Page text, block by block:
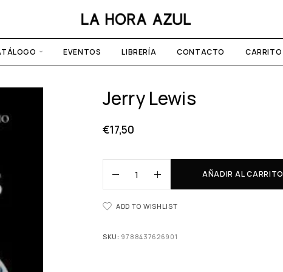
EVENTOS LIBRERÍA CONTACTO CARRITO
Jerry Lewis
€17,50
AÑADIR AL CARRITO
ADD TO WISHLIST
SKU: 9788437626901